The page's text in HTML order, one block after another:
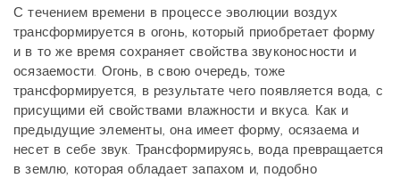
С течением времени в процессе эволюции воздух
трансформируется в огонь, который приобретает форму
и в то же время сохраняет свойства звуконосности и
осязаемости. Огонь, в свою очередь, тоже
трансформируется, в результате чего появляется вода, с
присущими ей свойствами влажности и вкуса. Как и
предыдущие элементы, она имеет форму, осязаема и
несет в себе звук. Трансформируясь, вода превращается
в землю, которая обладает запахом и, подобно